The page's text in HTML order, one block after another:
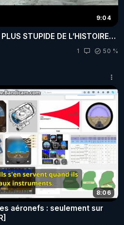
9:04
STUPIDE DE L’HISTOIRE…
1 50 %
8:06
aéronefs : seulement sur